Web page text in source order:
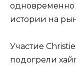
одновременно
истории на
Участие
подогрели